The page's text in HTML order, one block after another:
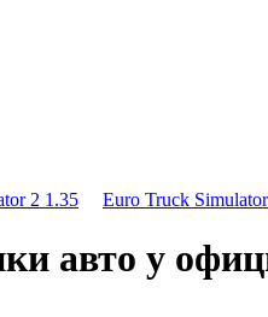
2 1.35 Euro Truck
авто у